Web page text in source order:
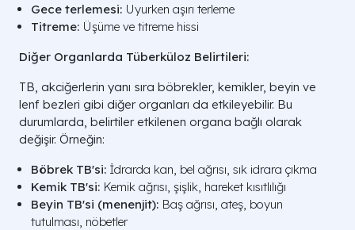
Gece terlemesi: Uyurken aşırı terleme
Titreme: Üşüme ve titreme hissi
Diğer Organlarda Tüberküloz Belirtileri:
TB, akciğerlerin yanı sıra böbrekler, kemikler, beyin ve
lenf bezleri gibi diğer organları da etkileyebilir. Bu
durumlarda, belirtiler etkilenen organa bağlı olarak
değişir. Örneğin:
Böbrek TB'si: İdrarda kan, bel ağrısı, sık idrara çıkma
Kemik TB'si: Kemik ağrısı, şişlik, hareket kısıtlılığı
Beyin TB'si (menenjit): Baş ağrısı, ateş, boyun
tutulması, nöbetler